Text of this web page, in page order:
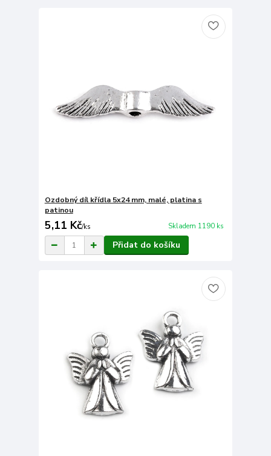
Ozdobný díl křídla 5x24 mm, malé, platina s
patinou
5,11 Kč/ks Skladem 1190 ks
Přidat do košíku